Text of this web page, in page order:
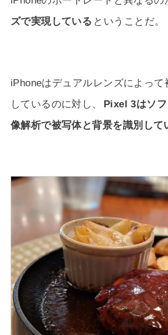
ズで実現している ということだ。
iPhoneはデュアルレンズによっ
しているのに対し、
Pixel 3はソ
像解析で被写体と背景を識別して